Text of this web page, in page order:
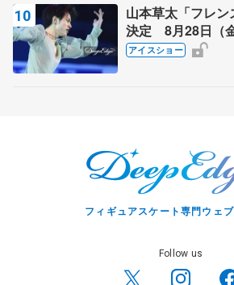
山本草太「フレ
決定 8月28日（
静香さんプロデ
アイスショー
フィギュアスケート専門ウェ
Follow us